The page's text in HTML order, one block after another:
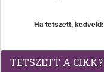
Ha tetszett, kedveld:
TETSZETT A CIKK?